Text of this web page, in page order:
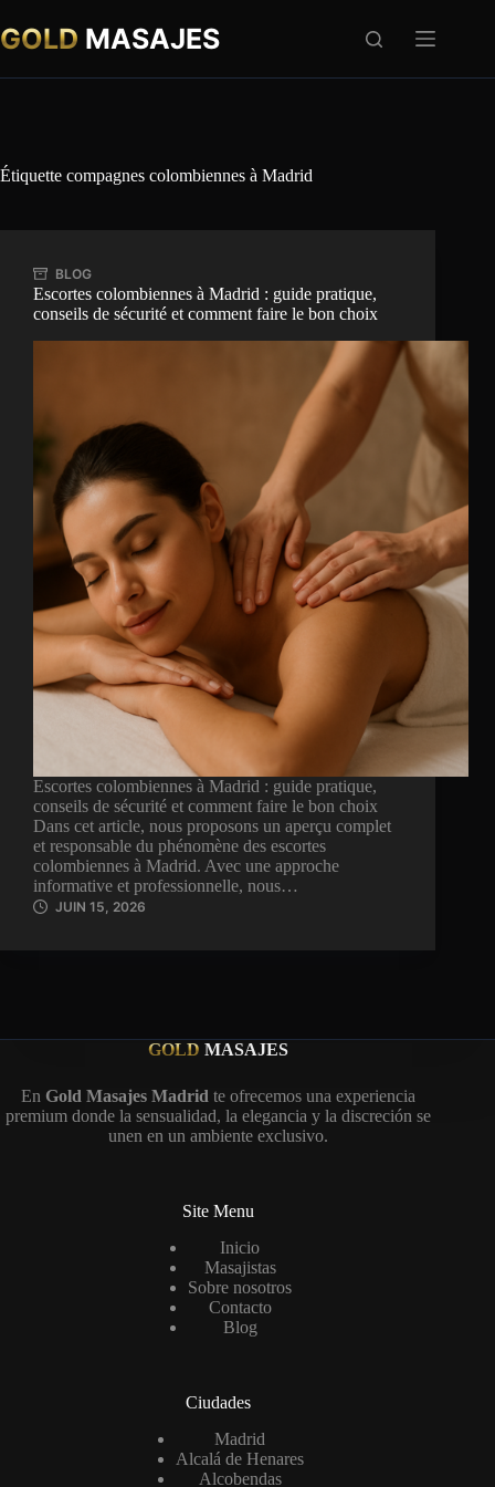
au
contenu
GOLD MASAJES
Étiquette compagnes colombiennes à Madrid
BLOG
Escortes colombiennes à Madrid : guide pratique,
conseils de sécurité et comment faire le bon choix
Escortes colombiennes à Madrid : guide pratique,
conseils de sécurité et comment faire le bon choix
Dans cet article, nous proposons un aperçu complet
et responsable du phénomène des escortes
colombiennes à Madrid. Avec une approche
informative et professionnelle, nous…
JUIN 15, 2026
GOLD MASAJES
En Gold Masajes Madrid te ofrecemos una experiencia
premium donde la sensualidad, la elegancia y la discreción se
unen en un ambiente exclusivo.
Site Menu
Inicio
Masajistas
Sobre nosotros
Contacto
Blog
Ciudades
Madrid
Alcalá de Henares
Alcobendas